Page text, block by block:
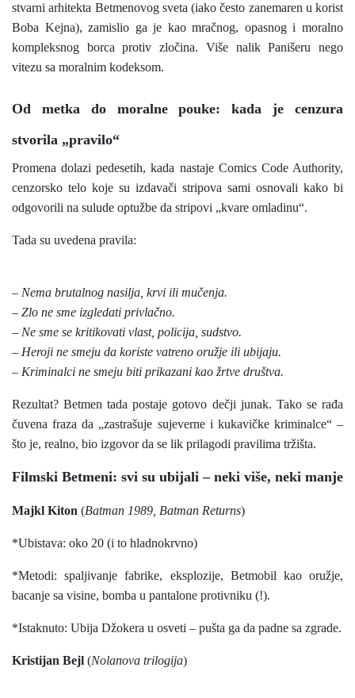
stvarni arhitekta Betmenovog sveta (iako često zanemaren u korist
Boba Kejna), zamislio ga je kao mračnog, opasnog i moralno
kompleksnog borca protiv zločina. Više nalik Panišeru nego
vitezu sa moralnim kodeksom.
Od metka do moralne pouke: kada je cenzura
stvorila „pravilo“
Promena dolazi pedesetih, kada nastaje Comics Code Authority,
cenzorsko telo koje su izdavači stripova sami osnovali kako bi
odgovorili na sulude optužbe da stripovi „kvare omladinu“.
Tada su uvedena pravila:
– Nema brutalnog nasilja, krvi ili mučenja.
– Zlo ne sme izgledati privlačno.
– Ne sme se kritikovati vlast, policija, sudstvo.
– Heroji ne smeju da koriste vatreno oružje ili ubijaju.
– Kriminalci ne smeju biti prikazani kao žrtve društva.
Rezultat? Betmen tada postaje gotovo dečji junak. Tako se rađa
čuvena fraza da „zastrašuje sujeverne i kukavičke kriminalce“ –
što je, realno, bio izgovor da se lik prilagodi pravilima tržišta.
Filmski Betmeni: svi su ubijali – neki više, neki manje
Majkl Kiton (Batman 1989, Batman Returns)
*Ubistava: oko 20 (i to hladnokrvno)
*Metodi: spaljivanje fabrike, eksplozije, Betmobil kao oružje,
bacanje sa visine, bomba u pantalone protivniku (!).
*Istaknuto: Ubija Džokera u osveti – pušta ga da padne sa zgrade.
Kristijan Bejl (Nolanova trilogija)